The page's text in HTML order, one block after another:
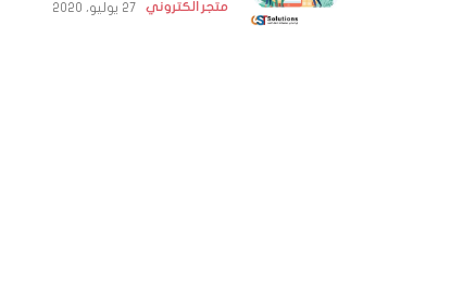
متجر الكتروني 27 يوليو، 2020